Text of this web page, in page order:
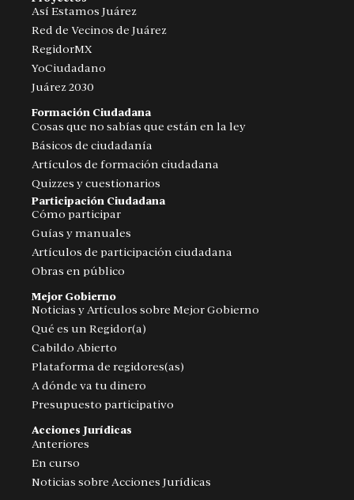
Así Estamos Juárez
Red de Vecinos de Juárez
RegidorMX
YoCiudadano
Juárez 2030
Formación Ciudadana
Cosas que no sabías que están en la ley
Básicos de ciudadanía
Artículos de formación ciudadana
Quizzes y cuestionarios
Participación Ciudadana
Cómo participar
Guías y manuales
Artículos de participación ciudadana
Obras en público
Mejor Gobierno
Noticias y Artículos sobre Mejor Gobierno
Qué es un Regidor(a)
Cabildo Abierto
Plataforma de regidores(as)
A dónde va tu dinero
Presupuesto participativo
Acciones Jurídicas
Anteriores
En curso
Noticias sobre Acciones Jurídicas